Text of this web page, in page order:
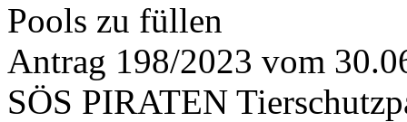
Pools zu füllen
Antrag 198/2023 vom
SÖS PIRATEN